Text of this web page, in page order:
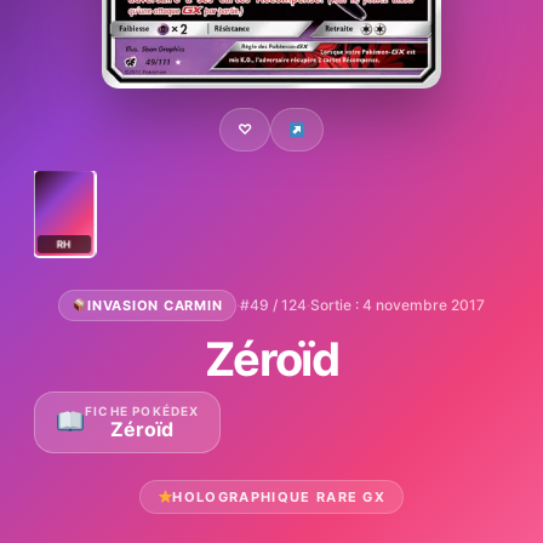
♡
RH
INVASION CARMIN ·#49 / 124·Sortie : 4 novembre 2017
Zéroïd
FICHE POKÉDEX
Zéroïd
HOLOGRAPHIQUE RARE GX